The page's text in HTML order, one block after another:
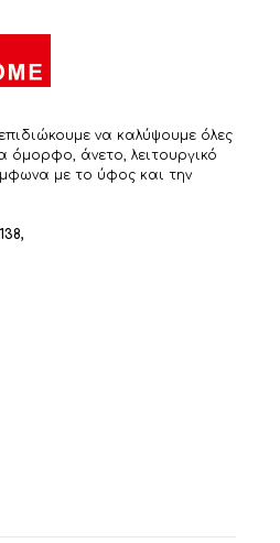
να καλύψουμε όλες
όμορφο, άνετο, λειτουργικό
με το ύφος και την